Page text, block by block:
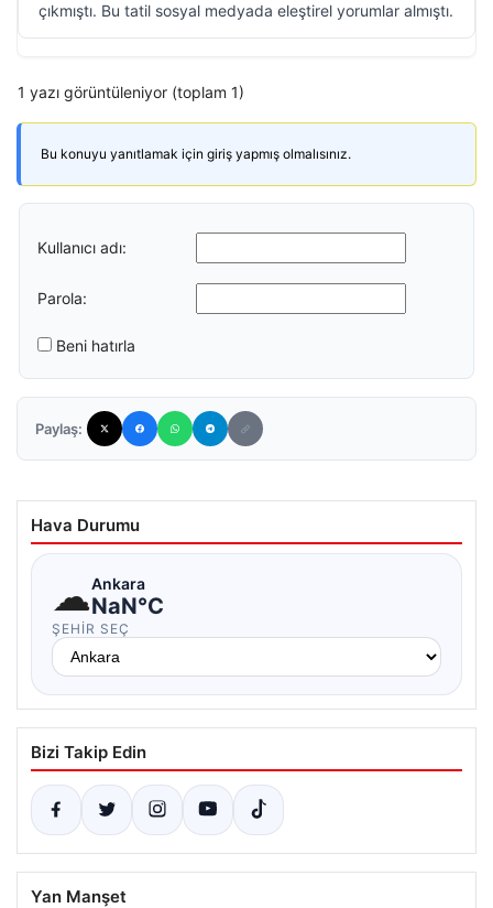
çıkmıştı. Bu tatil sosyal medyada eleştirel yorumlar almıştı.
1 yazı görüntüleniyor (toplam 1)
Bu konuyu yanıtlamak için giriş yapmış olmalısınız.
Kullanıcı adı:
Parola:
Beni hatırla
Paylaş:
Hava Durumu
☁Ankara
NaN°C
ŞEHIR SEÇ
Bizi Takip Edin
Yan Manşet